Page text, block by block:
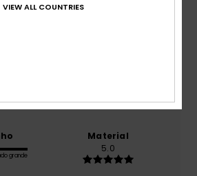
grande
Material
5.0
VIEW ALL COUNTRIES